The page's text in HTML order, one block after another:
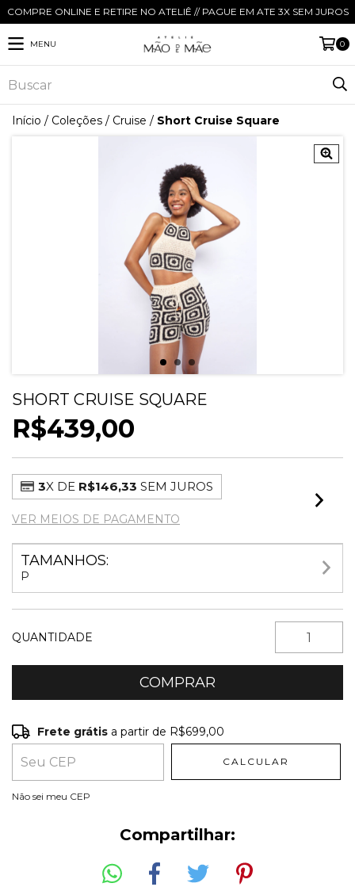
COMPRE ONLINE E RETIRE NO ATELIÊ // PAGUE EM ATE 3X SEM JUROS
MENU 0
Início / Coleções / Cruise / Short Cruise Square
SHORT CRUISE SQUARE
R$439,00
3X DE R$146,33 SEM JUROS
VER MEIOS DE PAGAMENTO
TAMANHOS:
P
QUANTIDADE
Frete grátis R$699,00
Entregas para o CEP:
Frete grátis a partir de R$699,00
CALCULAR
Não sei meu CEP
Compartilhar: